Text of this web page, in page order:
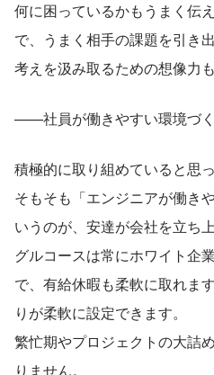
何に困っているかもうまく伝
で、うまく相手の課題を引き
考えを汲み取るための想像力
——社員が働きやすい環境づ
積極的に取り組めていると思っ
そもそも「エンジニアが働き
いうのが、安達が会社を立ち
グルコースは常にホワイト企
で、有給休暇も柔軟に取れま
りが柔軟に設定できます。
繁忙期やプロジェクトの大詰
りません。